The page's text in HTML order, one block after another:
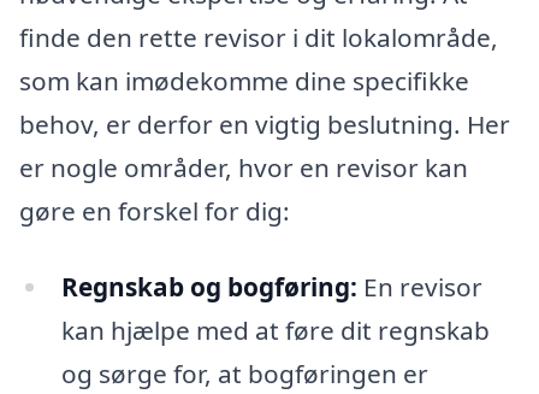
finde den rette revisor i dit lokalområde,
som kan imødekomme dine specifikke
behov, er derfor en vigtig beslutning. Her
er nogle områder, hvor en revisor kan
gøre en forskel for dig:
Regnskab og bogføring: En revisor
kan hjælpe med at føre dit regnskab
og sørge for, at bogføringen er